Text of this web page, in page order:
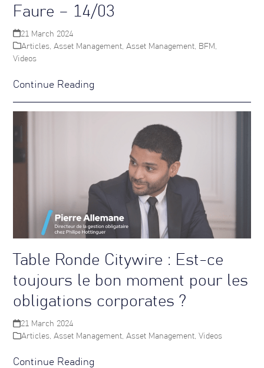
Faure – 14/03
21 March 2024
Articles Asset Management Asset Management BFM
Videos
Continue Reading
Table Ronde Citywire : Est-ce
toujours le bon moment pour les
obligations corporates ?
21 March 2024
Articles,Asset Management,Asset Management,Videos
Continue Reading